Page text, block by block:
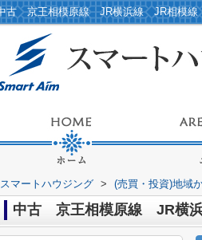
スマートハウジング > (売買・投資)地域
中古 京王相模原線 JR横